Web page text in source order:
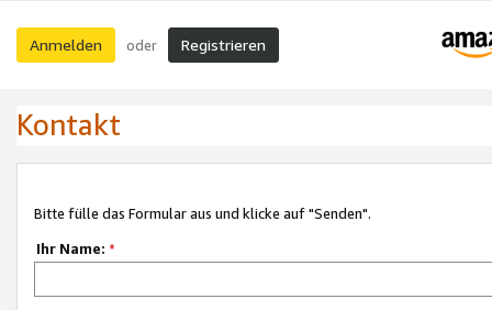
Anmelden oder Registrieren
Kontakt
Bitte fülle das Formular aus und klicke auf "Senden".
Ihr Name: *